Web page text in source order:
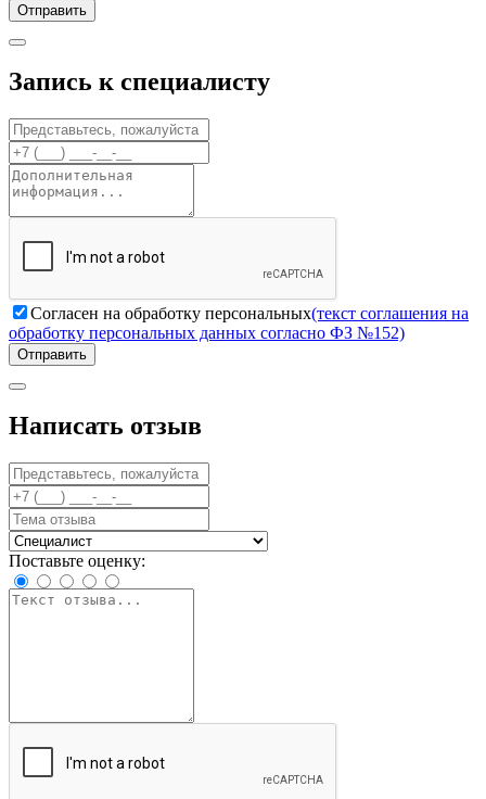
Отправить
Запись к специалисту
Согласен на обработку персональных(текст соглашения на
обработку персональных данных согласно ФЗ №152)
Отправить
Написать отзыв
Поставьте оценку: